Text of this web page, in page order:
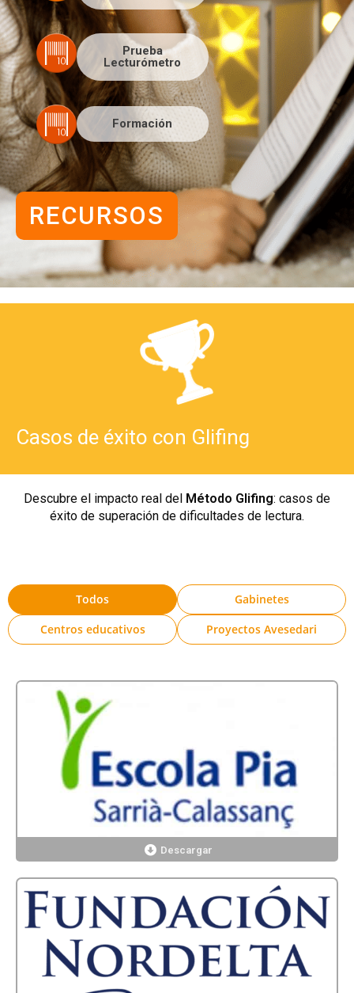
Prueba
Lecturómetro
Formación
RECURSOS
Casos de éxito con Glifing
Descubre el impacto real del Método Glifing: casos de
éxito de superación de dificultades de lectura.
Todos
Gabinetes
Centros educativos
Proyectos Avesedari
Descargar